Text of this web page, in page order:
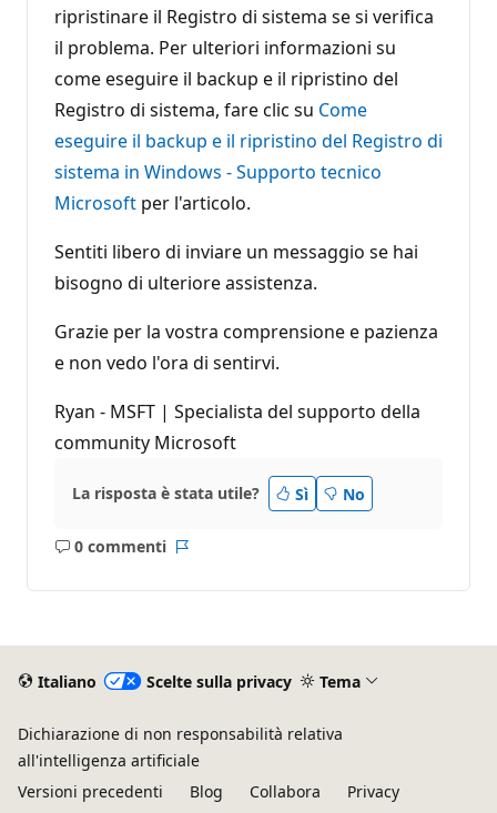
ripristinare il Registro di sistema se si verifica
il problema. Per ulteriori informazioni su
come eseguire il backup e il ripristino del
Registro di sistema, fare clic su Come
eseguire il backup e il ripristino del Registro di
sistema in Windows - Supporto tecnico
Microsoft per l'articolo.
Sentiti libero di inviare un messaggio se hai
bisogno di ulteriore assistenza.
Grazie per la vostra comprensione e pazienza
e non vedo l'ora di sentirvi.
Ryan - MSFT | Specialista del supporto della
community Microsoft
La risposta è stata utile? Sì No
0 commenti
Nessun
Italiano Scelte sulla privacy Tema
Dichiarazione di non responsabilità relativa
all'intelligenza artificiale
Versioni precedenti
Blog Collabora
Privacy